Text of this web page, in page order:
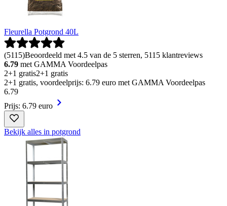
Fleurella Potgrond 40L
(5115)Beoordeeld met 4.5 van de 5 sterren, 5115 klantreviews
6.79 met GAMMA Voordeelpas
2+1 gratis2+1 gratis
2+1 gratis, voordeelprijs: 6.79 euro met GAMMA Voordeelpas
6.79
Prijs: 6.79 euro
Bekijk alles in potgrond